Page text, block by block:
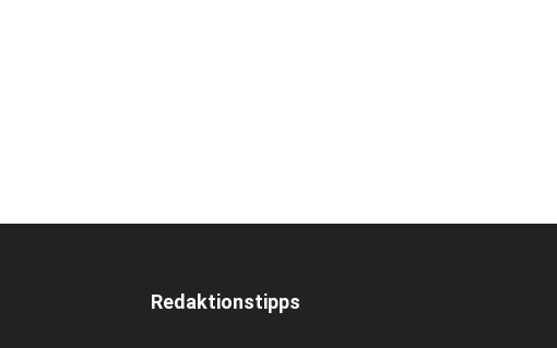
Redaktionstipps